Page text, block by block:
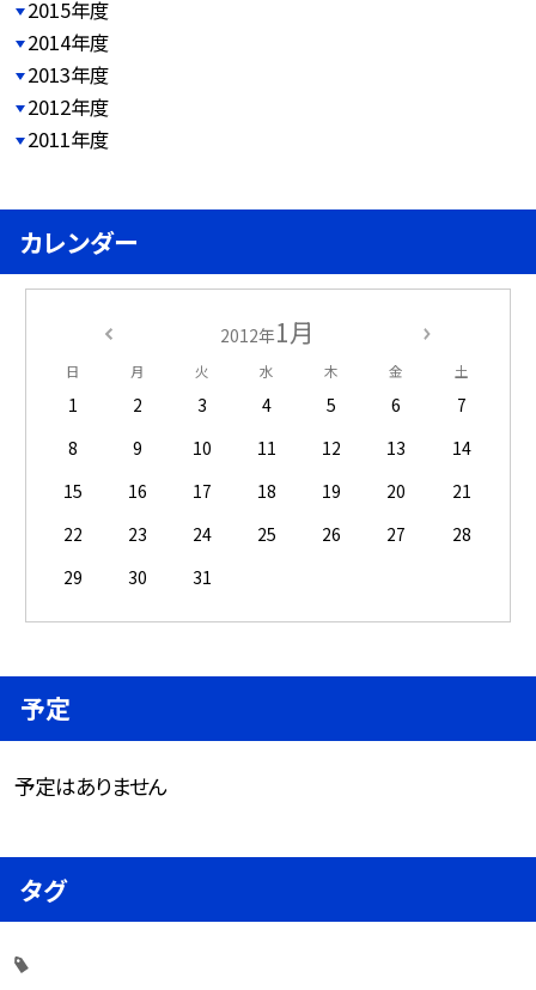
2015年度
2014年度
2013年度
2012年度
2011年度
カレンダー
2012年1月
日 月 火 水 木 金 土
1 2 3 4 5 6
7
8
9 10 11 12 13
14
15
16 17 18 19 20
21
22
23 24 25 26 27
28
29
30 31
予定
予定はありません
タグ